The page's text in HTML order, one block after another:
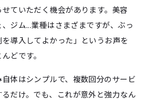
ていただく機会があります。美容
ジム...業種はさまざまですが、ぶっ
導入してよかった」というお声を
どです。
体はシンプルで、複数回分のサービ
だけ。でも、これが意外と強力なん